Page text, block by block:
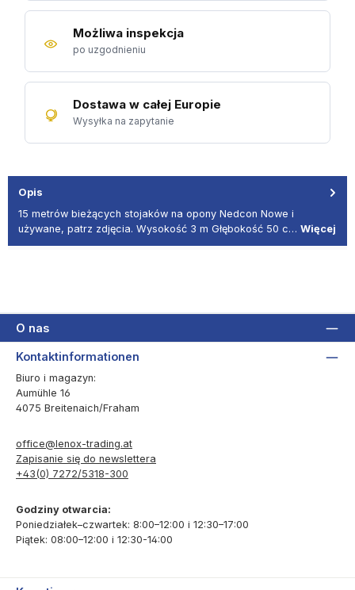
Możliwa inspekcja
po uzgodnieniu
Dostawa w całej Europie
Wysyłka na zapytanie
Opis
15 metrów bieżących stojaków na opony Nedcon Nowe i
używane, patrz zdjęcia. Wysokość 3 m Głębokość 50 c… Więcej
O nas
Kontaktinformationen
Biuro i magazyn:
Aumühle 16
4075 Breitenaich/Fraham
office@lenox-trading.at
Zapisanie się do newslettera
+43(0) 7272/5318-300
Godziny otwarcia:
Poniedziałek–czwartek: 8:00–12:00 i 12:30–17:00
Piątek: 08:00–12:00 i 12:30-14:00